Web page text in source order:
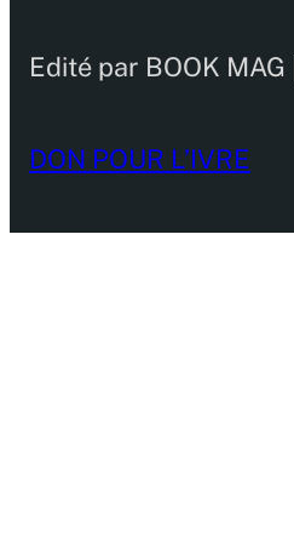
Edité par BOOK
DON POUR L’IVRE